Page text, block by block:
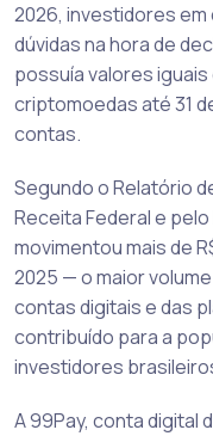
2026, investidores
dúvidas na hora de
possuía valores iguais
criptomoedas até 31
contas.
Segundo o Relatório
Receita Federal e
movimentou mais de
2025 — o maior
contas digitais e das
contribuído para a
investidores
A 99Pay, conta digital